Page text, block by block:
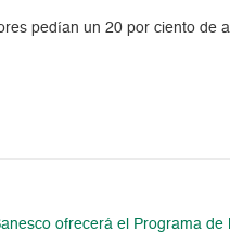
pedían un 20 por ciento de
ofrecerá el Programa de